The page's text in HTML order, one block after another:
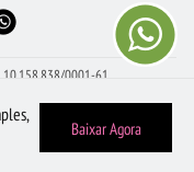
MAIS BUSCADOS
10.158.838/0001-61
1504
Baixar Agora